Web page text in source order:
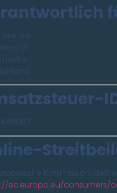
Mucha
13
Lindlar
Kommission stellt
ec.europa.eu/consumers/